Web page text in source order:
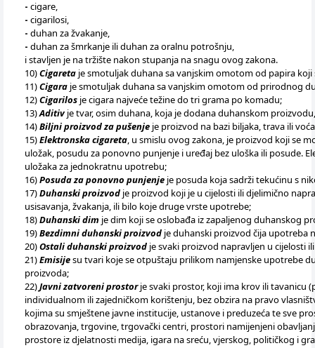
- cigare,
- cigarilosi,
- duhan za žvakanje,
- duhan za šmrkanje ili duhan za oralnu potrošnju,
i stavljen je na tržište nakon stupanja na snagu ovog zakona.
10)Cigareta je smotuljak duhana sa vanjskim omotom od papira
11)Cigara je smotuljak duhana sa vanjskim omotom od prirodnog
12)Cigarilos je cigara najveće težine do tri grama po komadu;
13)Aditivje tvar, osim duhana, koja je dodana duhanskom
14)Biljni proizvod za pušenje je proizvod na bazi biljaka, trava ili
15)Elektronska cigareta, u smislu ovog zakona, je proizvod koji se
uložak, posudu za ponovno punjenje i uređaj bez uloška ili
uložaka za jednokratnu upotrebu;
16)Posuda za ponovno punjenje je posuda koja sadrži tekućinu s
17)Duhanski proizvod je proizvod koji je u cijelosti ili djelimično
usisavanja, žvakanja, ili bilo koje druge vrste upotrebe;
18)Duhanski dim je dim koji se oslobađa iz zapaljenog duhanskog
19)Bezdimni duhanski proizvod je duhanski proizvod čija upotreba
20)Ostali duhanski proizvod je svaki proizvod napravljen u cijelosti
21)Emisijesu tvari koje se otpuštaju prilikom namjenske upotrebe
proizvoda;
22)Javni zatvoreni prostorje svaki prostor, koji ima krov ili tavanicu
individualnom ili zajedničkom korištenju, bez obzira na pravo
kojima su smještene javne institucije, ustanove i preduzeća te sve
obrazovanja, trgovine, trgovački centri, prostori namijenjeni
prostore iz djelatnosti medija, igara na sreću, vjerskog, političkog i